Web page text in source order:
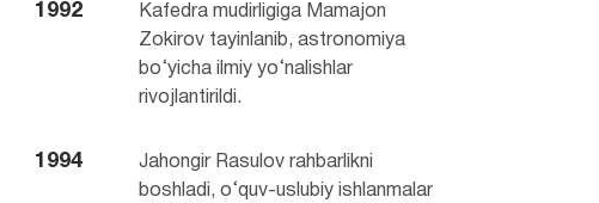
1992
Kafedra mudirligiga Mamajon
Zokirov tayinlanib, astronomiya
bo‘yicha ilmiy yo‘nalishlar
rivojlantirildi.
1994
Jahongir Rasulov rahbarlikni
boshladi, o‘quv-uslubiy ishlanmalar